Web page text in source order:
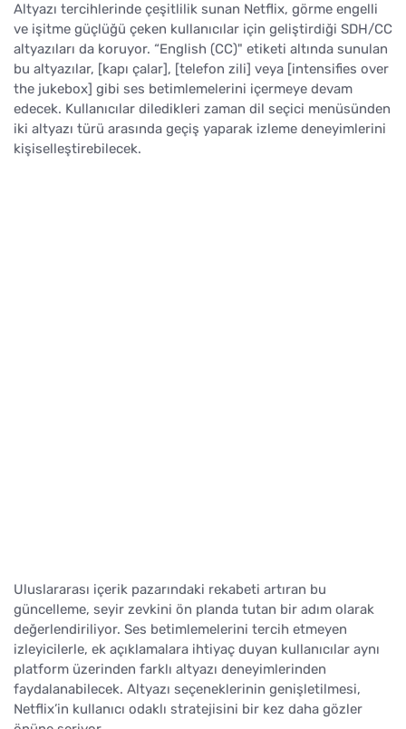
Altyazı tercihlerinde çeşitlilik sunan Netflix, görme engelli
ve işitme güçlüğü çeken kullanıcılar için geliştirdiği SDH/CC
altyazıları da koruyor. “English (CC)" etiketi altında sunulan
bu altyazılar, [kapı çalar], [telefon zili] veya [intensifies over
the jukebox] gibi ses betimlemelerini içermeye devam
edecek. Kullanıcılar diledikleri zaman dil seçici menüsünden
iki altyazı türü arasında geçiş yaparak izleme deneyimlerini
kişiselleştirebilecek.
Uluslararası içerik pazarındaki rekabeti artıran bu
güncelleme, seyir zevkini ön planda tutan bir adım olarak
değerlendiriliyor. Ses betimlemelerini tercih etmeyen
izleyicilerle, ek açıklamalara ihtiyaç duyan kullanıcılar aynı
platform üzerinden farklı altyazı deneyimlerinden
faydalanabilecek. Altyazı seçeneklerinin genişletilmesi,
Netflix’in kullanıcı odaklı stratejisini bir kez daha gözler